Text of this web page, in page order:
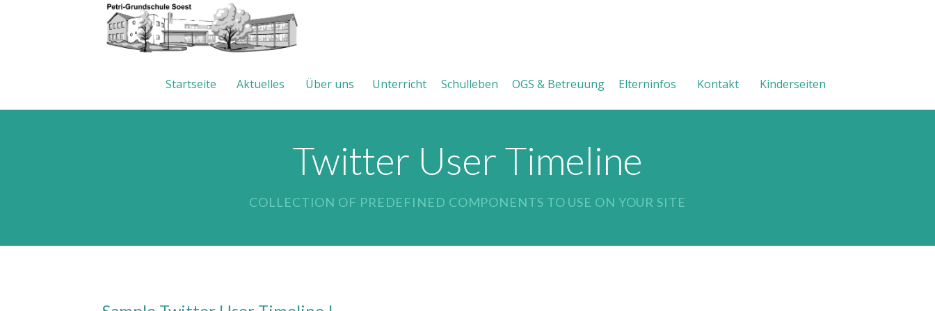
Startseite Aktuelles Über uns Unterricht Schulleben OGS & Betreuung Elterninfos Kontakt Kinderseiten
Twitter User Timeline
COLLECTION OF PREDEFINED COMPONENTS TO USE ON YOUR SITE